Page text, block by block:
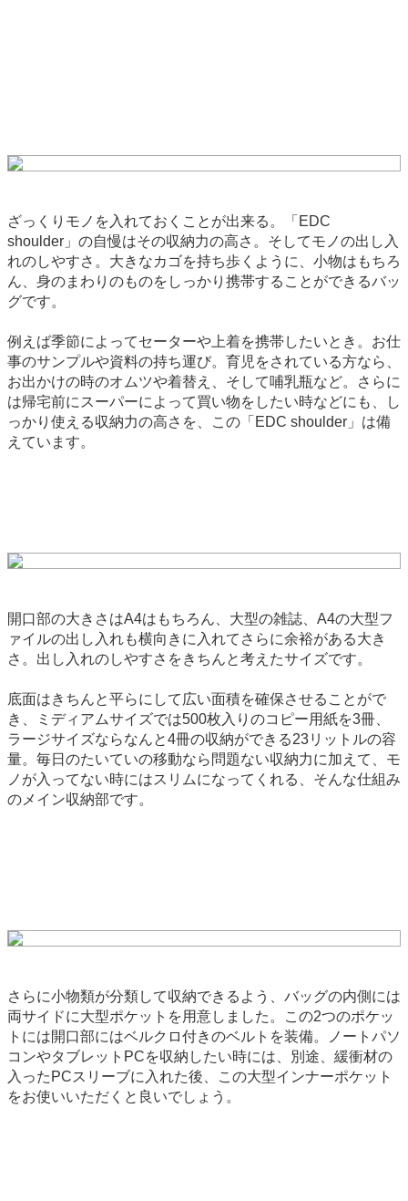
ざっくりモノを入れておくことが出来る。「EDC
shoulder」の自慢はその収納力の高さ。そしてモノの出し入
れのしやすさ。大きなカゴを持ち歩くように、小物はもちろ
ん、身のまわりのものをしっかり携帯することができるバッ
グです。
例えば季節によってセーターや上着を携帯したいとき。お仕
事のサンプルや資料の持ち運び。育児をされている方なら、
お出かけの時のオムツや着替え、そして哺乳瓶など。さらに
は帰宅前にスーパーによって買い物をしたい時などにも、し
っかり使える収納力の高さを、この「EDC shoulder」は備
えています。
開口部の大きさはA4はもちろん、大型の雑誌、A4の大型フ
ァイルの出し入れも横向きに入れてさらに余裕がある大き
さ。出し入れのしやすさをきちんと考えたサイズです。
底面はきちんと平らにして広い面積を確保させることがで
き、ミディアムサイズでは500枚入りのコピー用紙を3冊、
ラージサイズならなんと4冊の収納ができる23リットルの容
量。毎日のたいていの移動なら問題ない収納力に加えて、モ
ノが入ってない時にはスリムになってくれる、そんな仕組み
のメイン収納部です。
さらに小物類が分類して収納できるよう、バッグの内側には
両サイドに大型ポケットを用意しました。この2つのポケッ
トには開口部にはベルクロ付きのベルトを装備。ノートパソ
コンやタブレットPCを収納したい時には、別途、緩衝材の
入ったPCスリーブに入れた後、この大型インナーポケット
をお使いいただくと良いでしょう。